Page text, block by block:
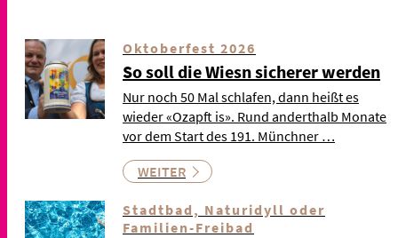
Oktoberfest 2026
So soll die Wiesn sicherer werden
Nur noch 50 Mal schlafen, dann heißt es
wieder «Ozapft is». Rund anderthalb Monate
vor dem Start des 191. Münchner …
WEITER
Stadtbad, Naturidyll oder
Familien-Freibad